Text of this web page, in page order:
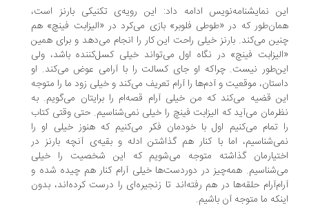
نمایشنامه‌نویس ادامه داد: این رویه‌ی تکنیکی بارنز است،
که در «طوطی فلوبر» بازی می‌کرد در «الیزابت فینچ» هم
می‌کند. بارنز خیلی راحت این کار را انجام می‌دهد و برای همین
فینچ» در نگاه اول می‌تواند خیلی کسل‌کننده باشد، ولی
نیست. چراکه او جای کسالت را با آرامی عوض می‌کند. او
موقعیت و آدم‌ها را آرام تعریف می‌کند و خیلی زود ما را متوجه
قضیه می‌کند که من خیلی آرام قصه‌ام را برایتان می‌گویم. به
می‌آید که الیزابت فینچ را خیلی نمی‌شناسیم. حتی وقتی کتاب
تمام می‌کنیم اول با خودمان فکر می‌کنیم که هنوز خیلی او را
اما با کنار هم گذاشتن ادله و بقیه‌ی آنچه بارنز در
گذاشته متوجه می‌شویم که این شخصیت را خیلی
همه‌چیز در دوردست‌ها خیلی آرام کنار هم چیده شده و
حلقه‌ها در هم رفته‌اند تا زنجیره‌ای را درست کرده‌اند، بدون
ما متوجه آن باشیم.